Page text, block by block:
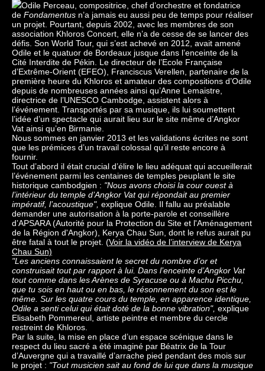
Odile Perceau, compositrice, chef d’orchestre et fondatrice
de Fondamentus n’a jamais eu aussi peu de temps pour réaliser
un projet. Pourtant, depuis 2002, avec les membres de son
association Khloros Concert, elle n’a de cesse de se lancer des
défis. Son World Tour, qui s’est achevé en 2012, avait amené
Odile et le quatuor de Bordeaux jusque dans l’enceinte de la
Cité Interdite de Pékin. Le directeur de l’Ecole Française
d’Extrême-Orient (EFEO), Franciscus Verellen, partenaire de la
première heure du Khloros et amateur des compositions d’Odile
depuis de nombreuses années ainsi qu’Anne Lemaistre,
directrice de l’UNESCO Cambodge, assistent alors à
l’événement. Transportés par sa musique, ils lui soumettent
l’idée d’un spectacle qui aurait lieu sur le site même d’Angkor
Vat ainsi qu’en Birmanie.
Nous sommes en janvier 2013 et les validations écrites ne sont
que les prémices d’un travail colossal qu’il reste encore à
fournir.
Tout d’abord il était crucial d’élire le lieu adéquat qui accueillerait
l’événement parmi les centaines de temples peuplant le site
historique cambodgien : "Nous avons choisi la cour ouest à
l’intérieur du temple d’Angkor Vat qui répondait au premier
impératif, l’acoustique", explique Odile. Il fallu au préalable
demander une autorisation à la porte-parole et conseillère
d’APSARA (Autorité pour la Protection du Site et l'Aménagement
de la Région d'Angkor), Kerya Chau Sun, dont le refus aurait pu
être fatal à tout le projet. (Voir la vidéo de l’interview de Kerya
Chau Sun)
"Les anciens connaissaient le secret du nombre d’or et
construisait tout par rapport à lui. Dans l’enceinte d’Angkor Vat
tout comme dans les Arènes de Syracuse ou à Machu Picchu,
que tu sois en haut ou en bas, le résonnement du son est le
même. Sur les quatre cours du temple, en apparence identique,
Odile a senti celui qui était doté de la bonne vibration", explique
Elisabeth Pommereul, artiste peintre et membre du cercle
restreint de Khloros.
Par la suite, la mise en place d’un espace scénique dans le
respect du lieu sacré a été imaginé par Béatrix de la Tour
d’Auvergne qui a travaillé d’arrache pied pendant des mois sur
le projet : "Tout musicien sait au fond de lui que dans la musique